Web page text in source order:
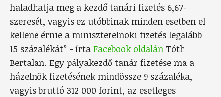
haladhatja meg a kezdő tanári fizetés 6,67-
szeresét, vagyis ez utóbbinak minden esetben el
kellene érnie a miniszterelnöki fizetés legalább
15 százalékát” - írta Facebook oldalán Tóth
Bertalan. Egy pályakezdő tanár fizetése ma a
házelnök fizetésének mindössze 9 százaléka,
vagyis bruttó 312 000 forint, az esetleges